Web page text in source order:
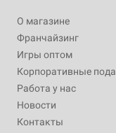
О магазине
Франчайзинг
Игры оптом
Корпоративные
Работа у нас
Новости
Контакты